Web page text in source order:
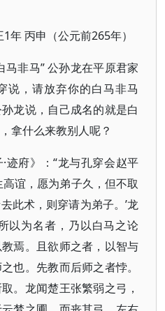
年 丙申（公元前265年）
马非马” 公孙龙在平原君家
说，请放弃你的白马非马
龙说，自己成名的就是白
拿什么来教别人呢？
·迹府》：“龙与孔穿会赵平
谊，愿为弟子久，但不取
此术，则穿请为弟子。’龙
以为名者，乃以白马之论
焉。且欲师之者，以智与
也。先教而后师之者悖。
。龙闻楚王张繁弱之弓，